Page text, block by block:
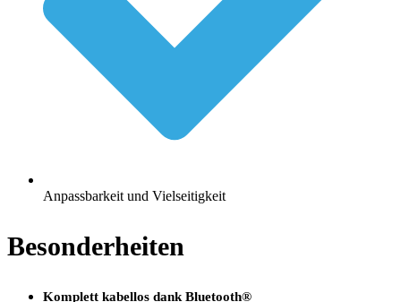
Anpassbarkeit und Vielseitigkeit
Besonderheiten
Komplett kabellos dank Bluetooth®